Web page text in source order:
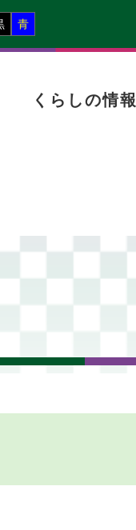
青
くらしの情報